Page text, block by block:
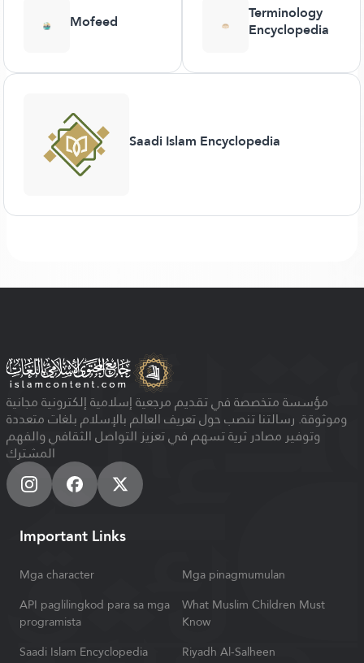
Mofeed Terminology
Encyclopedia
Saadi Islam Encyclopedia
مؤسسة متخصصة في تقديم مرجعية إسلامية إلكترونية مجانية
وموثوقة. رسالتنا تنصب حول تعريف العالم بالإسلام بلغات متعددة
وتوفير مصادر ثرية تسهم في تعزيز التواصل الثقافي والفهم
المشترك
Important Links
Mga character
Mga pinagmumulan
API paglilingkod para sa mga
programista
What Muslim Children Must
Know
Saadi Islam Encyclopedia
Riyadh Al-Salheen